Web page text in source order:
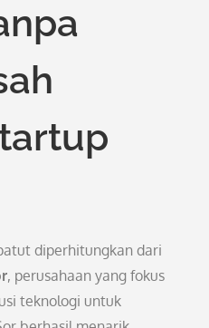
diperhitungkan dari
, perusahaan yang fokus
teknologi untuk